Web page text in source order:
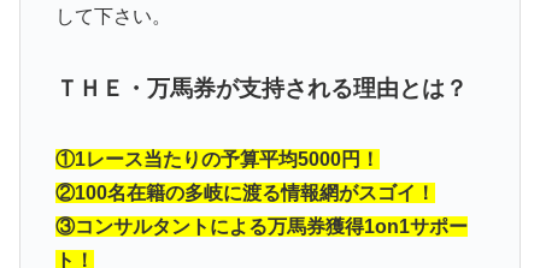
して下さい。
ＴＨＥ・万馬券が支持される理由とは？
①1レース当たりの予算平均5000円！
②100名在籍の多岐に渡る情報網がスゴイ！
③コンサルタントによる万馬券獲得1on1サポー
ト！